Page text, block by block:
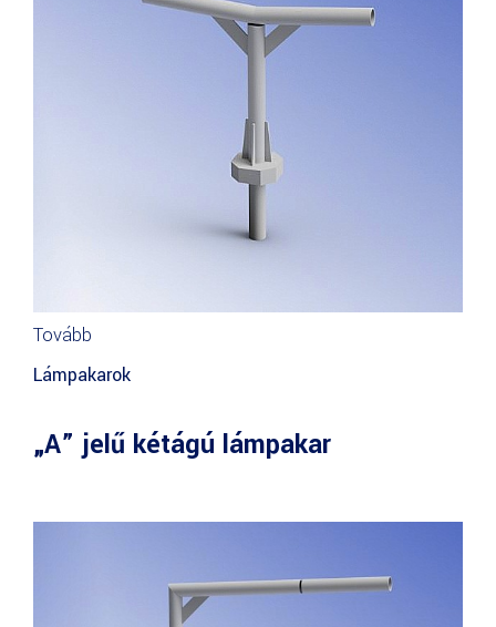
Tovább
Lámpakarok
„A” jelű kétágú lámpakar